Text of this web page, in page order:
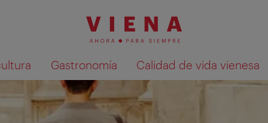
Gastronomía Calidad de vida vienesa
Mostrar resultados de la búsqueda en